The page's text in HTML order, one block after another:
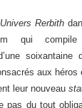
Rerbith
qui compile
soixantaine
aux héros
leur nouveau
pas du tout